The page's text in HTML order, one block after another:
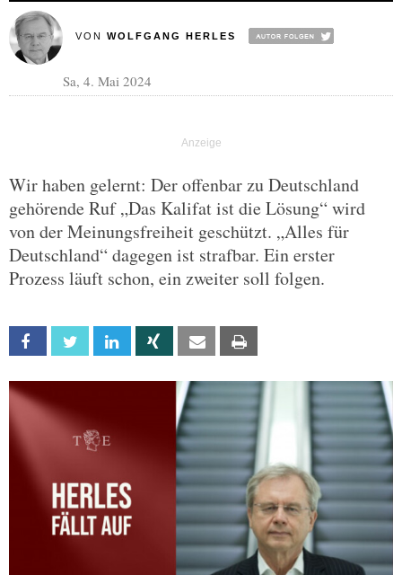
VON WOLFGANG HERLES
Sa, 4. Mai 2024
Wir haben gelernt: Der offenbar zu Deutschland
gehörende Ruf „Das Kalifat ist die Lösung“ wird
von der Meinungsfreiheit geschützt. „Alles für
Deutschland“ dagegen ist strafbar. Ein erster
Prozess läuft schon, ein zweiter soll folgen.
Facebook Twitter Linkedin Xing Email